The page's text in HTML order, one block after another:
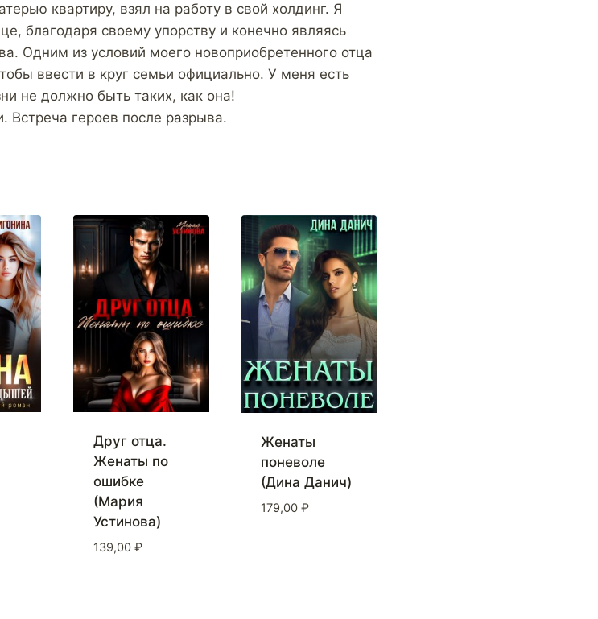
квартиру, взял на работу в свой холдинг. Я
благодаря своему упорству и конечно являясь
Одним из условий моего новоприобретенного отца
ввести в круг семьи официально. У меня есть
не должно быть таких, как она!
Встреча героев после разрыва.
Друг отца.
Женаты по
ошибке
(Мария
Устинова)
139,00 ₽
Женаты
поневоле
(Дина Данич)
179,00 ₽